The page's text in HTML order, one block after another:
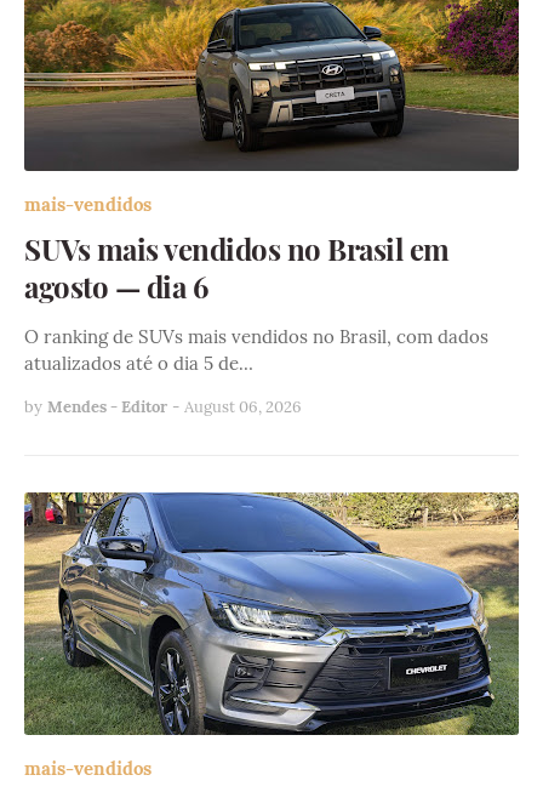
mais-vendidos
SUVs mais vendidos no Brasil em
agosto — dia 6
O ranking de SUVs mais vendidos no Brasil, com dados
atualizados até o dia 5 de…
by Mendes - Editor - August 06, 2026
mais-vendidos